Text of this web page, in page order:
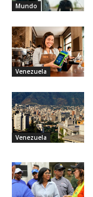
Mundo
Venezuela
Venezuela